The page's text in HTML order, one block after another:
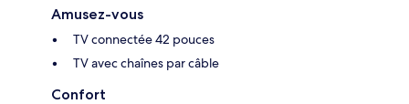
Amusez-vous
TV connectée 42 pouces
TV avec chaînes par câble
Confort